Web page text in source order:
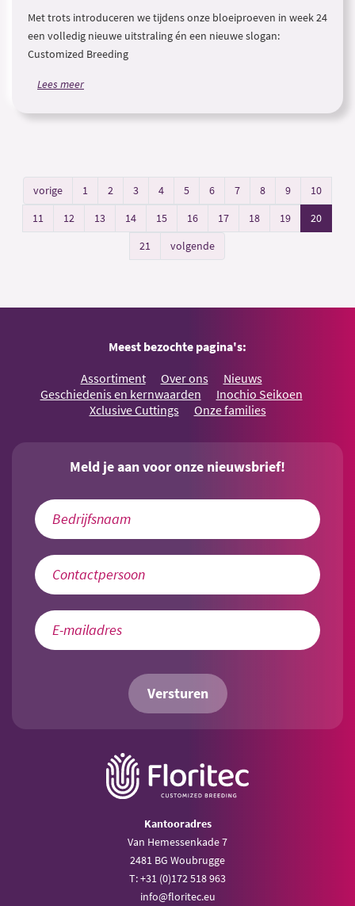
Met trots introduceren we tijdens onze bloeiproeven in week 24
een volledig nieuwe uitstraling én een nieuwe slogan:
Customized Breeding
Lees meer
vorige 1 2 3 4 5 6 7 8 9
10
11
12 13 14 15 16 17 18 19
20
21
volgende
Meest bezochte pagina's:
Assortiment Over ons
Nieuws
Geschiedenis en kernwaarden
Inochio Seikoen
Xclusive Cuttings
Onze families
Meld je aan voor onze nieuwsbrief!
Versturen
Kantooradres
Van Hemessenkade 7
2481 BG Woubrugge
T: +31 (0)172 518 963
info@floritec.eu